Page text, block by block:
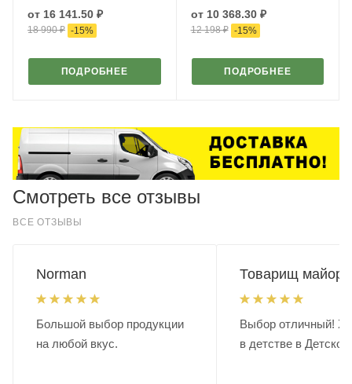
от 16 141.50 ₽
18 990 ₽ -15%
ПОДРОБНЕЕ
от 10 368.30 ₽
12 198 ₽ -15%
ПОДРОБНЕЕ
Смотреть все отзывы
ВСЕ ОТЗЫВЫ
Norman
Большой выбор продукции
на любой вкус.
Товарищ майор.
Выбор отличный!
в детстве в